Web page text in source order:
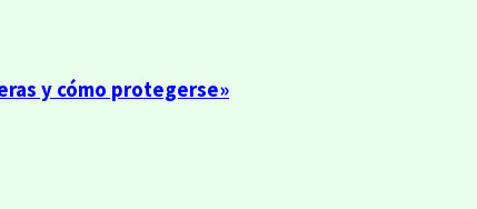
y cómo protegerse»